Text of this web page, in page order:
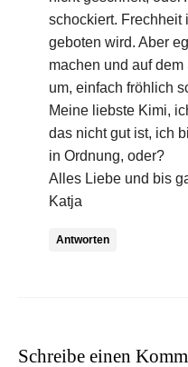
schockiert. Frechheit
geboten wird. Aber
machen und auf
um, einfach fröhlich
Meine liebste Kimi,
das nicht gut ist, ich
in Ordnung, oder?
Alles Liebe und bis
Katja
Antworten
Schreibe einen